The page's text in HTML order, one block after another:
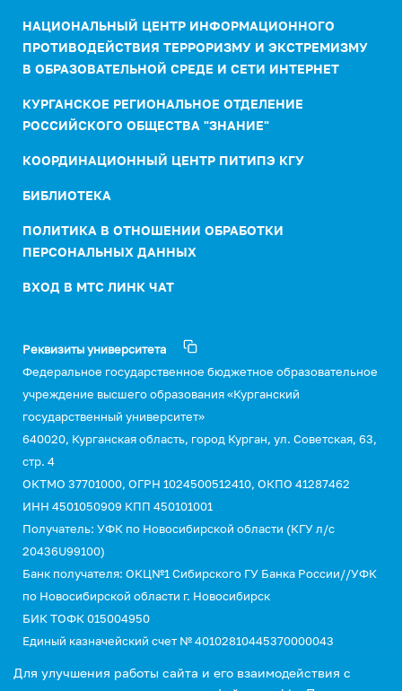
НАЦИОНАЛЬНЫЙ ЦЕНТР ИНФОРМАЦИОННОГО
ПРОТИВОДЕЙСТВИЯ ТЕРРОРИЗМУ И ЭКСТРЕМИЗМУ
В ОБРАЗОВАТЕЛЬНОЙ СРЕДЕ И СЕТИ ИНТЕРНЕТ
КУРГАНСКОЕ РЕГИОНАЛЬНОЕ ОТДЕЛЕНИЕ
РОССИЙСКОГО ОБЩЕСТВА "ЗНАНИЕ"
КООРДИНАЦИОННЫЙ ЦЕНТР ПИТИПЭ КГУ
БИБЛИОТЕКА
ПОЛИТИКА В ОТНОШЕНИИ ОБРАБОТКИ
ПЕРСОНАЛЬНЫХ ДАННЫХ
ВХОД В МТС ЛИНК ЧАТ
Реквизиты университета
Федеральное государственное бюджетное образовательное
учреждение высшего образования «Курганский
государственный университет»
640020, Курганская область, город Курган, ул. Советская, 63,
стр. 4
ОКТМО 37701000, ОГРН 1024500512410, ОКПО 41287462
ИНН 4501050909 КПП 450101001
Получатель: УФК по Новосибирской области (КГУ л/с
20436U99100)
Банк получателя: ОКЦ№1 Сибирского ГУ Банка России//УФК
по Новосибирской области г. Новосибирск
БИК ТОФК 015004950
Единый казначейский счет № 40102810445370000043
Для улучшения работы сайта и его взаимодействия с